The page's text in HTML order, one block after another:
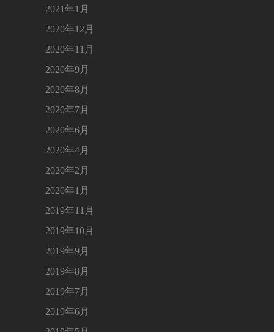
2021年1月
2020年12月
2020年11月
2020年9月
2020年8月
2020年7月
2020年6月
2020年4月
2020年2月
2020年1月
2019年11月
2019年10月
2019年9月
2019年8月
2019年7月
2019年6月